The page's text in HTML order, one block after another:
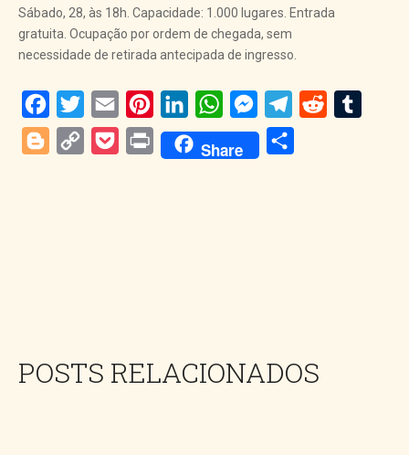
Sábado, 28, às 18h. Capacidade: 1.000 lugares. Entrada
gratuita. Ocupação por ordem de chegada, sem
necessidade de retirada antecipada de ingresso.
Facebook
Twitter Email PinterestLinkedInWhatsAppMessengerTelegram
Reddit
BloggerCopy
PocketPrint Share
POSTS RELACIONADOS